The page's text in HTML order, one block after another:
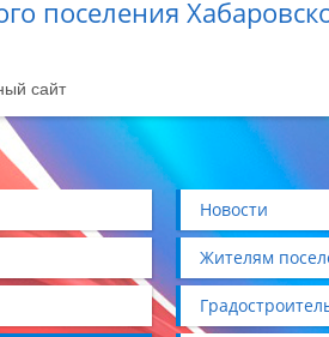
поселения
сайт
Новости
Жителям